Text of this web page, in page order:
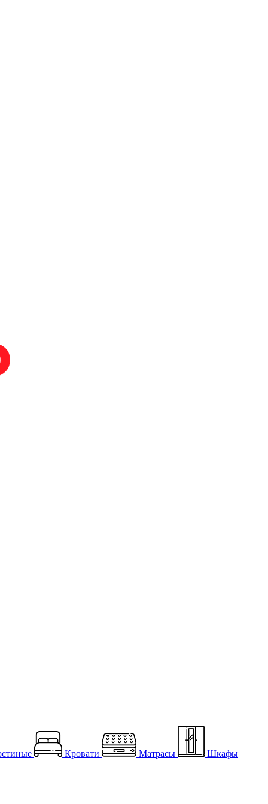
Кровати Матрасы Шкафы